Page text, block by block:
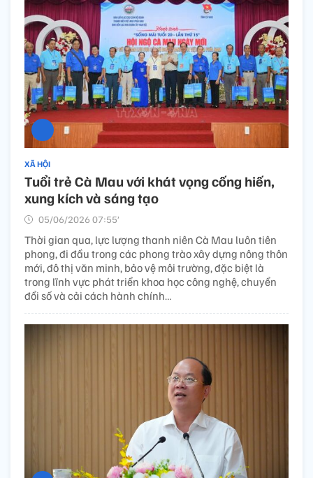
XÃ HỘI
Tuổi trẻ Cà Mau với khát vọng cống hiến,
xung kích và sáng tạo
05/06/2026 07:55’
Thời gian qua, lực lượng thanh niên Cà Mau luôn tiên
phong, đi đầu trong các phong trào xây dựng nông thôn
mới, đô thị văn minh, bảo vệ môi trường, đặc biệt là
trong lĩnh vực phát triển khoa học công nghệ, chuyển
đổi số và cải cách hành chính…